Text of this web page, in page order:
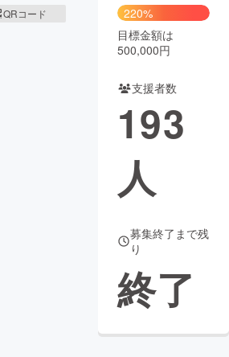
QRコード
220%
目標金額は
500,000円
支援者数
193
人
募集終了まで残
り
終了